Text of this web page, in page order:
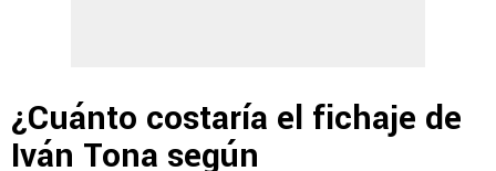
¿Cuánto costaría el fichaje de
Iván Tona según